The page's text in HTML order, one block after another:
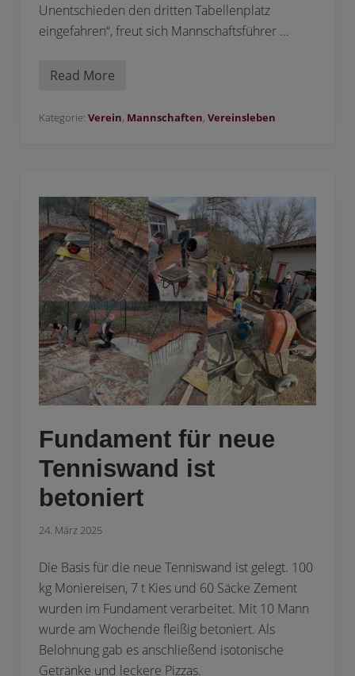
Unentschieden den dritten Tabellenplatz
eingefahren“, freut sich Mannschaftsführer …
H
r
m
S
o
m
m
e
r
2
0
2
5
Read More
Kategorie: Verein, Mannschaften, Vereinsleben
Fundament für neue
Tenniswand ist
betoniert
24. März 2025
Die Basis für die neue Tenniswand ist gelegt. 100
kg Moniereisen, 7 t Kies und 60 Säcke Zement
wurden im Fundament verarbeitet. Mit 10 Mann
wurde am Wochende fleißig betoniert. Als
Belohnung gab es anschließend isotonische
Getränke und leckere Pizzas.